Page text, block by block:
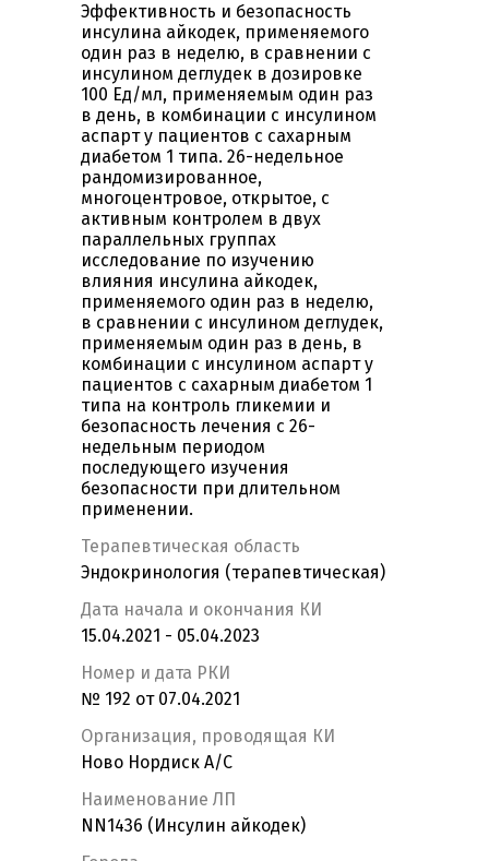
Эффективность и безопасность
инсулина айкодек, применяемого
один раз в неделю, в сравнении с
инсулином деглудек в дозировке
100 Ед/мл, применяемым один раз
в день, в комбинации с инсулином
аспарт у пациентов с сахарным
диабетом 1 типа. 26-недельное
рандомизированное,
многоцентровое, открытое, с
активным контролем в двух
параллельных группах
исследование по изучению
влияния инсулина айкодек,
применяемого один раз в неделю,
в сравнении с инсулином деглудек,
применяемым один раз в день, в
комбинации с инсулином аспарт у
пациентов с сахарным диабетом 1
типа на контроль гликемии и
безопасность лечения с 26-
недельным периодом
последующего изучения
безопасности при длительном
применении.
Терапевтическая область
Эндокринология (терапевтическая)
Дата начала и окончания КИ
15.04.2021 - 05.04.2023
Номер и дата РКИ
№ 192 от 07.04.2021
Организация, проводящая КИ
Ново Нордиск А/С
Наименование ЛП
NN1436 (Инсулин айкодек)